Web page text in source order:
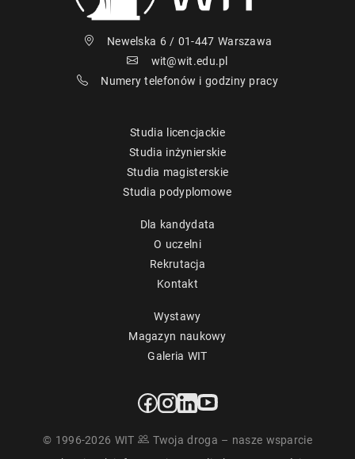
Newelska 6 / 01-447 Warszawa
wit@wit.edu.pl
Numery telefonów i godziny pracy
Studia licencjackie
Studia inżynierskie
Studia magisterskie
Studia podyplomowe
Dla kandydata
O uczelni
Rekrutacja
Kontakt
Wystawy
Magazyn naukowy
Galeria WIT
© 1996-2026 WIT
Twoja droga – nasze wsparcie